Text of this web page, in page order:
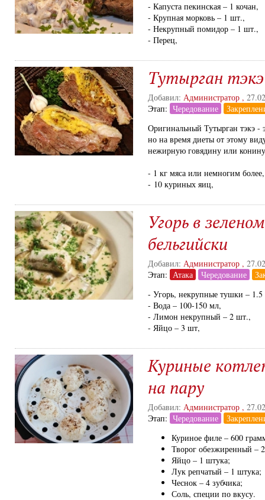
- Капуста пекинская – 1 кочан,
- Крупная морковь – 1 шт.,
- Некрупный помидор – 1 шт.,
- Перец,
Тутырган тэкэ
Добавил: Администратор ,
Этап: Чередование
Оригинальный Тутырган тэкэ -
но на время диеты от этому
нежирную говядину или
- 1 кг мяса или немногим более,
- 10 куриных яиц,
Угорь в
бельгийски
Добавил: Администратор ,
Этап: Атака Чередование
- Угорь, некрупные тушки – 1.5
- Вода – 100-150 мл,
- Лимон некрупный – 2 шт.,
- Яйцо – 3 шт,
Куриные
на пару
Добавил: Администратор ,
Этап: Чередование
Куриное филе – 600
Творог обезжиренный –
Яйцо – 1 штука;
Лук репчатый – 1 штука;
Чеснок – 4 зубчика;
Соль, специи по вкусу.